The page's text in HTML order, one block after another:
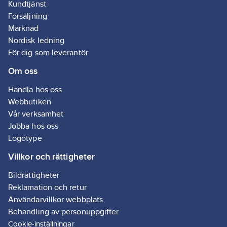
Kundtjänst
Försäljning
Marknad
Nordisk ledning
För dig som leverantör
Om oss
Handla hos oss
Webbutiken
Vår verksamhet
Jobba hos oss
Logotype
Villkor och rättigheter
Bildrättigheter
Reklamation och retur
Användarvillkor webbplats
Behandling av personuppgifter
Cookie-inställningar